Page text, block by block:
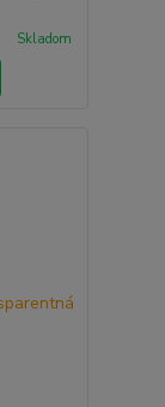
Skladom